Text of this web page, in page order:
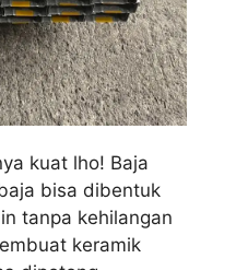
kuat lho! Baja
bisa dibentuk
tanpa kehilangan
keramik